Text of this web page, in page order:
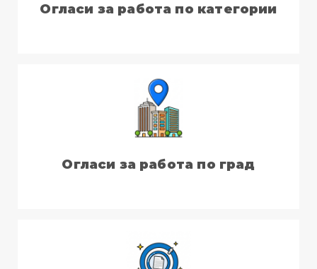
Огласи за работа по категории
Огласи за работа по град